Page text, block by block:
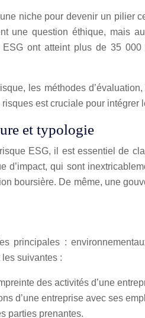
niche pour devenir un
une question éthique, mais
ont atteint plus de 35
les méthodes
est cruciale pour
et typologie
ESG, il est essentiel de
d’impact, qui sont
boursière. De même, une
principales :
suivantes :
des activités d’une
d’une entreprise avec ses
parties prenantes.